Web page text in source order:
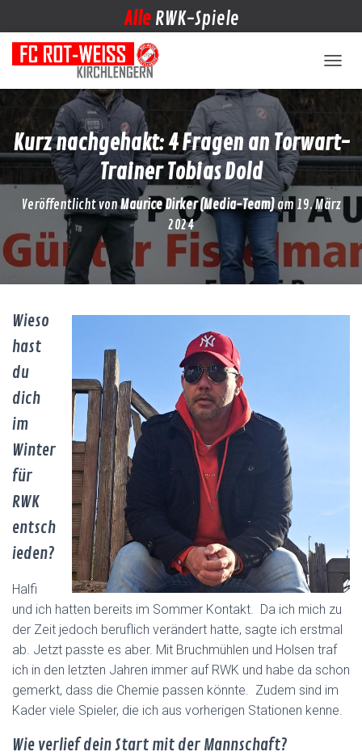
Alle RWK-Spiele
Kurz nachgehakt: 4 Fragen an Torwart-
Trainer Tobias Dold
Veröffentlicht vonMaurice Dirker (Media-Team)am 19. März
2024
Wieso
hast
du
dich
im
Winter
für
RWK
entsch
ieden?
Halfi
und ich hatten bereits im Sommer Kontakt. Da ich mich zu
der Zeit jedoch beruflich verändert hatte, sagte ich erstmal
ab. Jetzt passte es aber. Mit Bruchmühlen und Holsen traf
ich in den letzten Jahren immer auf RWK und habe da schon
gemerkt, dass die Chemie passen könnte. Zudem sind im
Kader viele Spieler, die ich aus vorherigen Stationen kenne.
Wie verlief dein Start mit der Mannschaft?